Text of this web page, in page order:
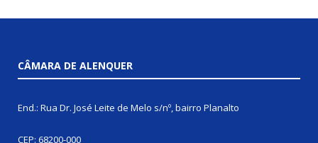
CÂMARA DE ALENQUER
End.: Rua Dr. José Leite de Melo s/nº, bairro Planalto
CEP: 68200-000